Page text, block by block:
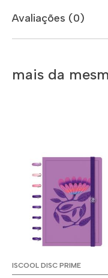
Avaliações (0)
mais da
ISCOOL DISC PRIME